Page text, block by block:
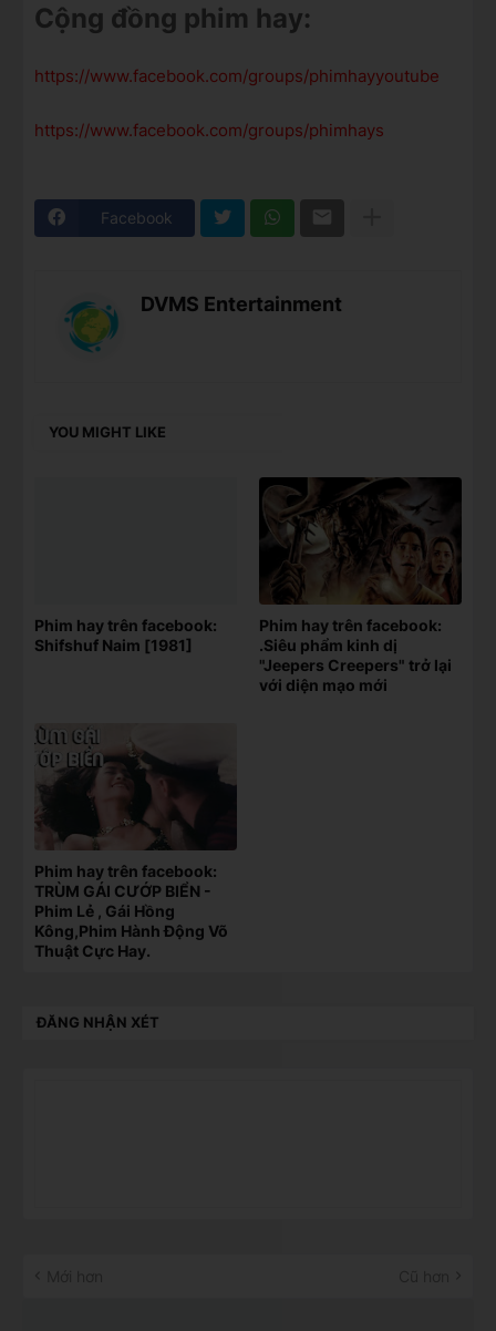
Cộng đồng phim hay:
https://www.facebook.com/groups/phimhayyoutube
https://www.facebook.com/groups/phimhays
Facebook
DVMS Entertainment
YOU MIGHT LIKE
Phim hay trên facebook:
Shifshuf Naim [1981]
Phim hay trên facebook:
.Siêu phẩm kinh dị
"Jeepers Creepers" trở lại
với diện mạo mới
Phim hay trên facebook:
TRÙM GÁI CƯỚP BIỂN -
Phim Lẻ , Gái Hồng
Kông,Phim Hành Động Võ
Thuật Cực Hay.
ĐĂNG NHẬN XÉT